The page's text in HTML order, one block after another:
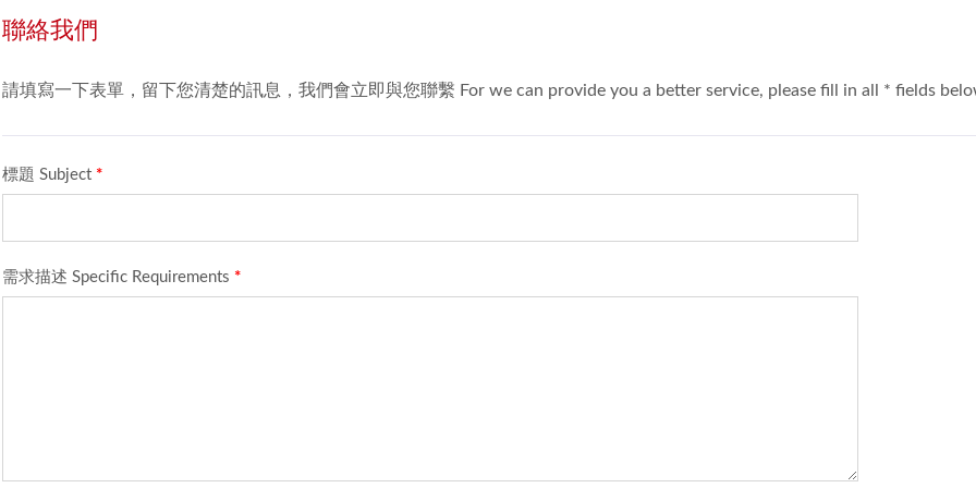
聯絡我們
請填寫一下表單，留下您清楚的訊息，我們會立即與您聯繫 For we can provide you a better service, please fill in all * fields
標題 Subject *
需求描述 Specific Requirements *